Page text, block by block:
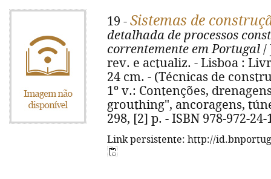
19 - Sistemas de
detalhada de processos
correntemente em Portugal /
rev. e actualiz. - Lisboa :
24 cm. - (Técnicas de
1º v.: Contenções,
grouthing", ancoragens,
298, [2] p. - ISBN 978-972-24-
Link persistente: http://